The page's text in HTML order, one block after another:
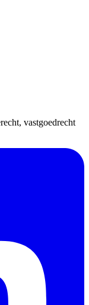
vastgoedrecht